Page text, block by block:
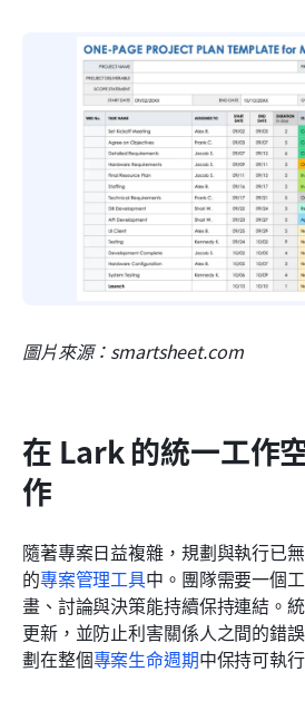
圖片來源：smartsheet.com
在 Lark 的統一工作
作
隨著專案日益複雜，規劃與執行已
的專案管理工具中。團隊需要一個
畫、討論與決策能持續保持連結。
更新，並防止利害關係人之間的錯
劃在整個專案生命週期中保持可執